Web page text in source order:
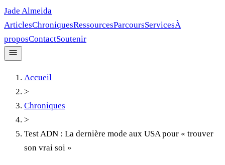
Jade Almeida
ArticlesChroniquesRessourcesParcoursServicesÀ
proposContactSoutenir
Accueil
>
Chroniques
>
Test ADN : La dernière mode aux USA pour « trouver
son vrai soi »